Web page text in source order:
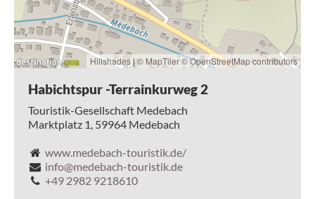
durch offene Tallagen und verbindet sanfte Anstiege mit
längeren ebenen Abschnitten, bevor wir wieder die
Umgebung des Center Parcs erreichen und zum
Ausgangspunkt zurückkehren.
So bietet die Habichtspur eine barrierearme,
abwechslungsreiche Runde, die Naturerlebnis,
Vogelbeobachtung und wohltuende Bewegung im
gesunden Klima des Luftkurorts Medebach vereint.
Hillshades|© MapTiler© OpenStreetMap contributors
Habichtspur -Terrainkurweg 2
Touristik-Gesellschaft Medebach
Marktplatz 1, 59964 Medebach
www.medebach-touristik.de/
info@medebach-touristik.de
+49 2982 9218610